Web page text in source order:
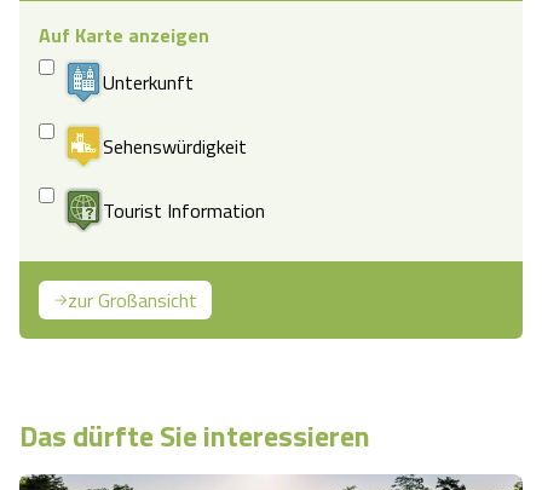
Das dürfte Sie interessieren
Auf Karte anzeigen
Unterkunft
Sehenswürdigkeit
Tourist Information
zur Großansicht